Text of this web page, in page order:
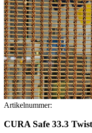
Artikelnummer:
CURA Safe 33.3